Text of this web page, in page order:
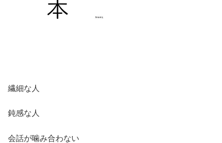
繊細な人
鈍感な人
会話が噛み合わない